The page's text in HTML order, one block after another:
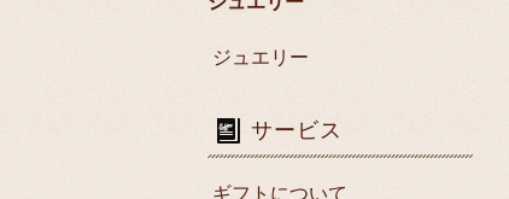
ジュエリー
サービス
ギフトについて